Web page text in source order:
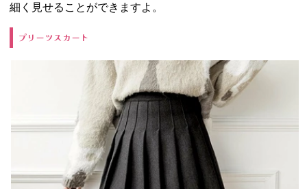
細く見せることができますよ。
プリーツスカート